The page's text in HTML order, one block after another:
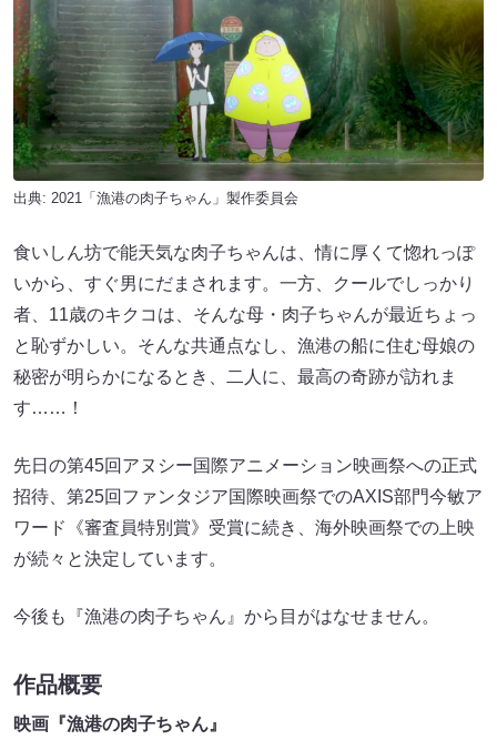
出典: 2021「漁港の肉子ちゃん」製作委員会
食いしん坊で能天気な肉子ちゃんは、情に厚くて惚れっぽ
いから、すぐ男にだまされます。一方、クールでしっかり
者、11歳のキクコは、そんな母・肉子ちゃんが最近ちょっ
と恥ずかしい。そんな共通点なし、漁港の船に住む母娘の
秘密が明らかになるとき、二人に、最高の奇跡が訪れま
す……！
先日の第45回アヌシー国際アニメーション映画祭への正式
招待、第25回ファンタジア国際映画祭でのAXIS部⾨今敏ア
ワード《審査員特別賞》受賞に続き、海外映画祭での上映
が続々と決定しています。
今後も『漁港の肉子ちゃん』から目がはなせません。
作品概要
映画『漁港の肉子ちゃん』